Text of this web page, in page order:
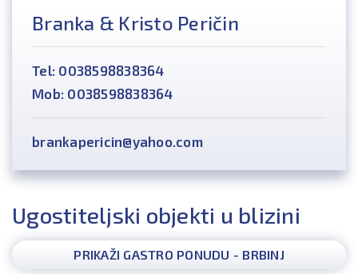
Branka & Kristo Peričin
Tel: 0038598838364
Mob: 0038598838364
brankapericin@yahoo.com
Ugostiteljski objekti u blizini
PRIKAŽI GASTRO PONUDU - BRBINJ